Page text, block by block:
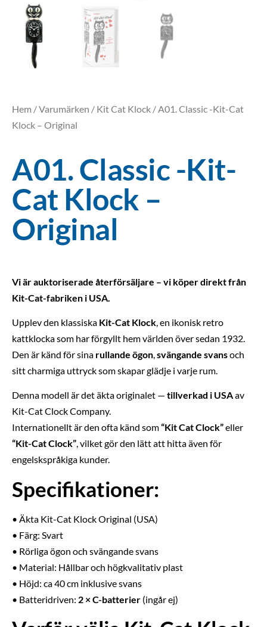
Hem /Varumärken / Kit Cat Klock / A01. Classic -Kit-Cat
Klock – Original
A01. Classic -Kit-
Cat Klock –
Original
Vi är auktoriserade återförsäljare – vi köper direkt från
Kit-Cat-fabriken i USA.
Upplev den klassiska Kit-Cat Klock, en ikonisk retro
kattklocka som har förgyllt hem världen över sedan 1932.
Den är känd för sina rullande ögon,svängande svansoch
sitt charmiga uttryck som skapar glädje i varje rum.
Denna modell är det äkta originalet — tillverkad i USAav
Kit-Cat Clock Company.
Internationellt är den ofta känd som“Kit Cat Clock”eller
“Kit-Cat Clock”, vilket gör den lätt att hitta även för
engelskspråkiga kunder.
Specifikationer:
• Äkta Kit-Cat Klock Original (USA)
• Färg: Svart
• Rörliga ögon och svängande svans
• Material: Hållbar och högkvalitativ plast
• Höjd: ca 40 cm inklusive svans
• Batteridriven: 2 × C-batterier (ingår ej)